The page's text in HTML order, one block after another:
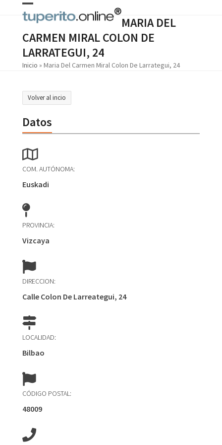
Open
mobile
menu
Close
mobile
menu
MARIA DEL
CARMEN MIRAL COLON DE
LARRATEGUI, 24
Inicio » Maria Del Carmen Miral Colon De Larrategui, 24
Volver al incio
Datos
COM. AUTÓNOMA:
Euskadi
PROVINCIA:
Vizcaya
DIRECCION:
Calle Colon De Larreategui, 24
LOCALIDAD:
Bilbao
CÓDIGO POSTAL:
48009